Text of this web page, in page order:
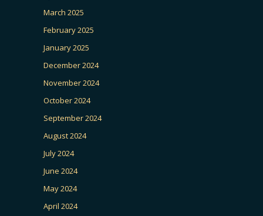
March 2025
February 2025
January 2025
December 2024
November 2024
October 2024
September 2024
August 2024
July 2024
June 2024
May 2024
April 2024